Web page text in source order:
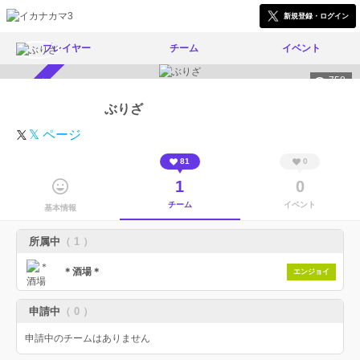
新規登録・ログイン
プレイヤー チーム イベント
758
ぶりざ
𝕏 ページ
基本情報
81
1
チーム
0
0
イベント
所属中 （ 1 ）
＊酒場＊ エンジョイ
申請中 （ 0 ）
申請中のチームはありません